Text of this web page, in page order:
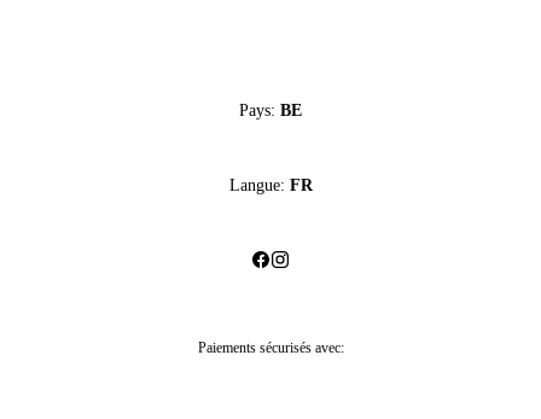
Pays: BE
Langue: FR
Paiements sécurisés avec: